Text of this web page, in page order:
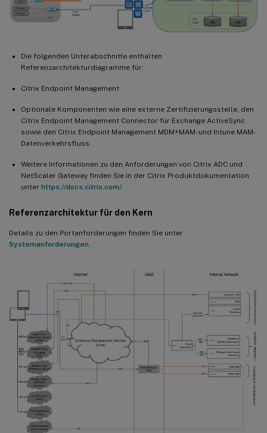
Die folgenden Unterabschnitte enthalten
Referenzarchitekturdiagramme für:
Citrix Endpoint Management
Optionale Komponenten wie eine externe Zertifizierungsstelle, den
Citrix Endpoint Management Connector für Exchange ActiveSync
sowie den Citrix Endpoint Management MDM+MAM- und Intune MAM-
Datenverkehrsfluss.
Weitere Informationen zu den Anforderungen von Citrix ADC und
NetScaler Gateway finden Sie in der Citrix Produktdokumentation
unter https://docs.citrix.com/
Referenzarchitektur für den Kern
Details zu den Portanforderungen finden Sie unter
Systemanforderungen